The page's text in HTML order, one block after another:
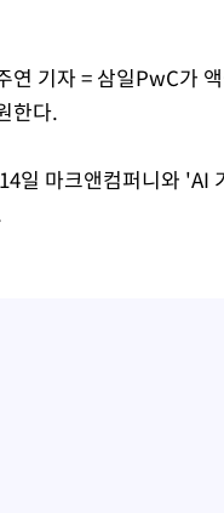
발언' 진종오·서범수 징계 절
연 기자 = 삼일PwC가
한다.
일 마크앤컴퍼니와 'AI